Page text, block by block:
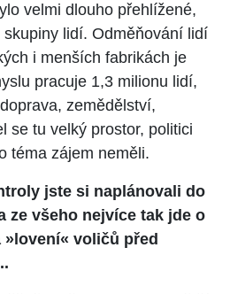
velmi dlouho přehlížené,
lidí. Odměňování lidí
i menších fabrikách je
pracuje 1,3 milionu lidí,
zemědělství,
se tu velký prostor, politici
téma zájem neměli.
jste si naplánovali do
ze všeho nejvíce tak jde o
» lovení« voličů před